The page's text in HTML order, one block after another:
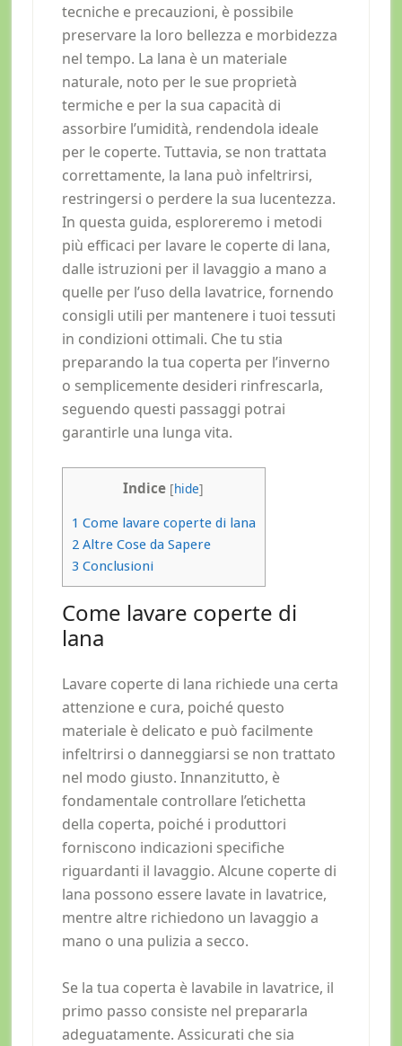
tecniche e precauzioni, è possibile
preservare la loro bellezza e morbidezza
nel tempo. La lana è un materiale
naturale, noto per le sue proprietà
termiche e per la sua capacità di
assorbire l’umidità, rendendola ideale
per le coperte. Tuttavia, se non trattata
correttamente, la lana può infeltrirsi,
restringersi o perdere la sua lucentezza.
In questa guida, esploreremo i metodi
più efficaci per lavare le coperte di lana,
dalle istruzioni per il lavaggio a mano a
quelle per l’uso della lavatrice, fornendo
consigli utili per mantenere i tuoi tessuti
in condizioni ottimali. Che tu stia
preparando la tua coperta per l’inverno
o semplicemente desideri rinfrescarla,
seguendo questi passaggi potrai
garantirle una lunga vita.
Indice [hide]
1 Come lavare coperte di lana
2Altre Cose da Sapere
3 Conclusioni
Come lavare coperte di
lana
Lavare coperte di lana richiede una certa
attenzione e cura, poiché questo
materiale è delicato e può facilmente
infeltrirsi o danneggiarsi se non trattato
nel modo giusto. Innanzitutto, è
fondamentale controllare l’etichetta
della coperta, poiché i produttori
forniscono indicazioni specifiche
riguardanti il lavaggio. Alcune coperte di
lana possono essere lavate in lavatrice,
mentre altre richiedono un lavaggio a
mano o una pulizia a secco.
Se la tua coperta è lavabile in lavatrice, il
primo passo consiste nel prepararla
adeguatamente. Assicurati che sia